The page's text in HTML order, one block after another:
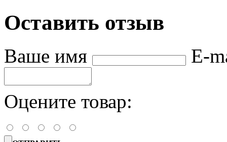
Оставить отзыв
Ваше имя E-
Оцените товар: